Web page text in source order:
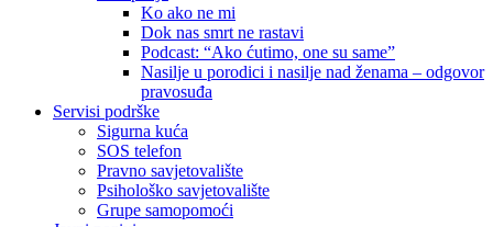
Ko ako ne mi
Dok nas smrt ne rastavi
Podcast: “Ako ćutimo, one su same”
Nasilje u porodici i nasilje nad ženama – odgovor
pravosuđa
Servisi podrške
Sigurna kuća
SOS telefon
Pravno savjetovalište
Psihološko savjetovalište
Grupe samopomoći